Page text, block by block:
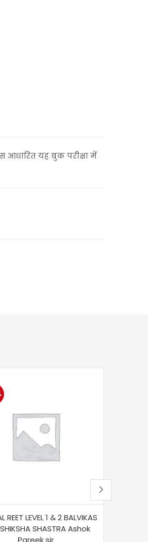
आधारित यह बुक परीक्षा में
REET LEVEL 1 & 2 BALVIKAS
SHASTRA Ashok
Pareek sir